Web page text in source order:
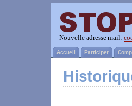
Nouvelle adresse mail:
Accueil Participer